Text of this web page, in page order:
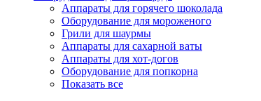
Аппараты для горячего шоколада
Оборудование для мороженого
Грили для шаурмы
Аппараты для сахарной ваты
Аппараты для хот-догов
Оборудование для попкорна
Показать все